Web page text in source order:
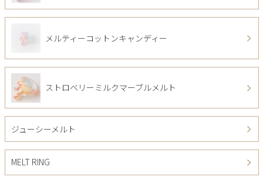
メルティーコットンキャンディー
ストロベリーミルクマーブルメルト
ジューシーメルト
MELT RING